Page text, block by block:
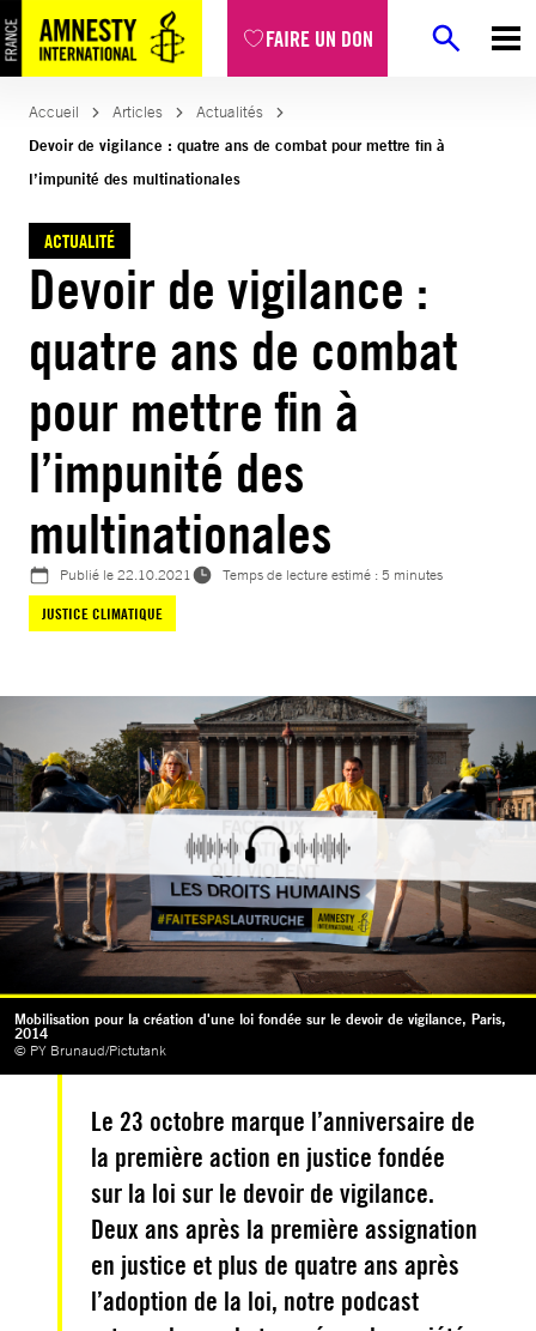
FAIRE UN DON
Aller
au
contenu
Accueil Articles
Actualités
Devoir de vigilance : quatre ans de combat pour mettre fin à
l’impunité des multinationales
ACTUALITÉ
Devoir de vigilance :
quatre ans de combat
pour mettre fin à
l’impunité des
multinationales
Publié le22.10.2021
Temps de lecture estimé : 5 minutes
JUSTICE CLIMATIQUE
Mobilisation pour la création d'une loi fondée sur le devoir de vigilance, Paris,
2014
© PY Brunaud/Pictutank
Le 23 octobre marque l’anniversaire de
la première action en justice fondée
sur la loi sur le devoir de vigilance.
Deux ans après la première assignation
en justice et plus de quatre ans après
l’adoption de la loi, notre podcast